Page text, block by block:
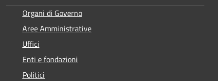
Organi di Governo
Aree Amministrative
Uffici
Enti e fondazioni
Politici